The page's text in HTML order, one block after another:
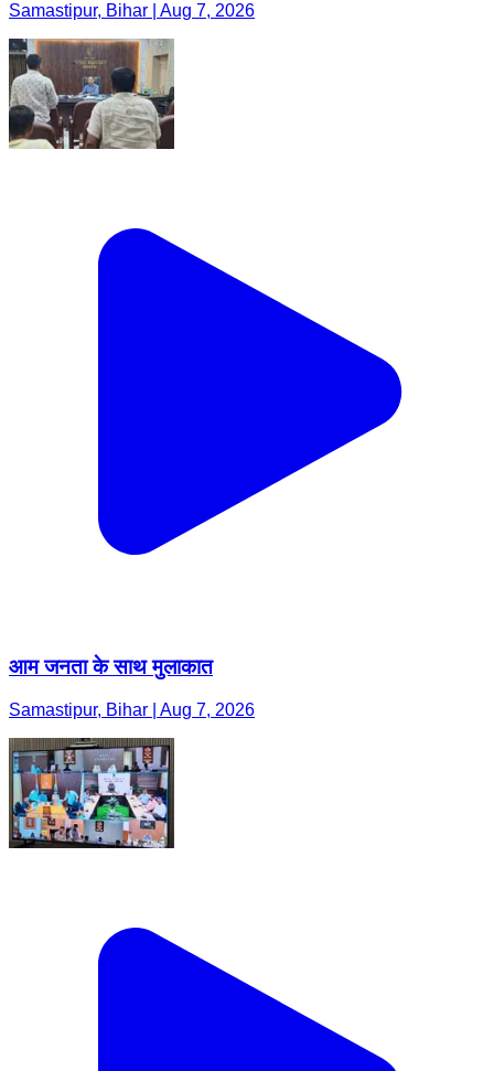
Samastipur, Bihar | Aug 7, 2026
आम जनता के साथ मुलाकात
Samastipur, Bihar | Aug 7, 2026